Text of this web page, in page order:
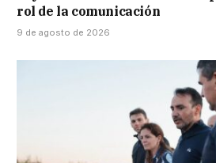
rol de la comunicación
9 de agosto de 2026